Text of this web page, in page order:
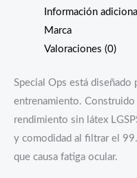
Información adicional
Marca
Valoraciones (0)
Special Ops está diseñado
entrenamiento. Construido
rendimiento sin látex
y comodidad al filtrar el
que causa fatiga ocular.